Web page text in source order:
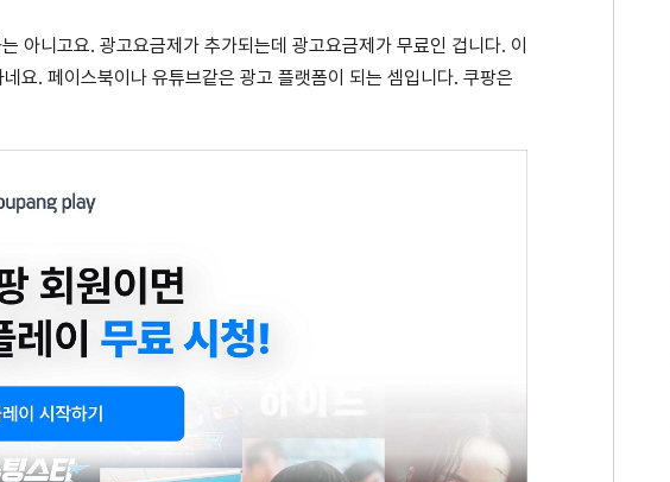
아니고요. 광고요금제가 추가되는데 광고요금제가 무료인 겁니다. 이
요. 페이스북이나 유튜브같은 광고 플랫폼이 되는 셈입니다. 쿠팡은